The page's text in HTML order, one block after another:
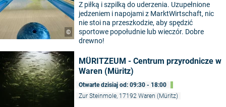
©
Z piłką i szpilką do uderzenia. Uzupełnione
jedzeniem i napojami z MarktWirtschaft, nic
nie stoi na przeszkodzie, aby spędzić
sportowe popołudnie lub wieczór. Dobre
drewno!
MÜRITZEUM - Centrum przyrodnicze w
Waren (Müritz)
Otwarte dzisiaj od: 09:30 - 18:00
Zur Steinmole, 17192 Waren (Müritz)